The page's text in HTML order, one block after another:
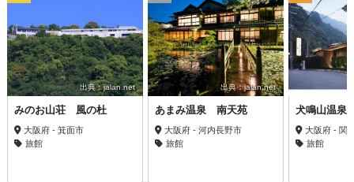
出典：jalan.net
みのお山荘 風の杜
大阪府 - 箕面市
旅館
出典：jalan.net
あまみ温泉 南天苑
大阪府 - 河内長野市
旅館
犬鳴山温泉
大阪府 - 関
旅館